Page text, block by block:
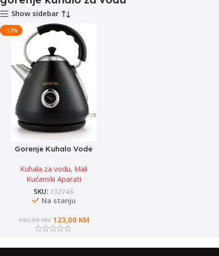
Show sidebar
-12%
Gorenje Kuhalo Vode
Kuhala za vodu, Mali
Kućanski Aparati
SKU: 732748
Na stanju
140,00KM 123,00 KM